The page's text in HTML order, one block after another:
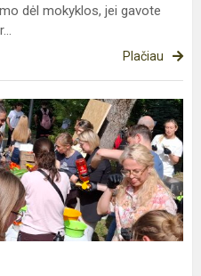
dėl mokyklos, jei gavote
Plačiau